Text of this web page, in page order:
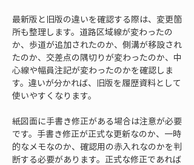
最新版と旧版の違いを確認する際は、変更箇
所も整理します。道路区域線が変わったの
か、歩道が追加されたのか、側溝が移設され
たのか、交差点の隅切りが変わったのか、中
心線や幅員注記が変わったのかを確認しま
す。違いが分かれば、旧版を履歴資料として
使いやすくなります。
紙図面に手書き修正がある場合は注意が必要
です。手書き修正が正式な更新なのか、一時
的なメモなのか、確認用の赤入れなのかを判
断する必要があります。正式な修正であれば